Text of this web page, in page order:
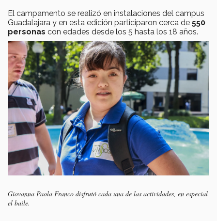
El campamento se realizó en instalaciones del campus
Guadalajara y en esta edición participaron cerca de 550
personas con edades desde los 5 hasta los 18 años.
Giovanna Paola Franco disfrutó cada una de las actividades, en especial
el baile.